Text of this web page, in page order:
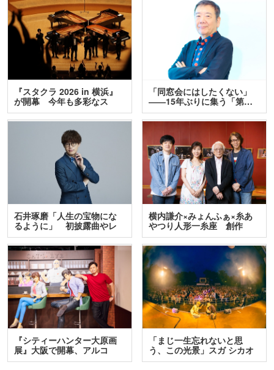
『スタクラ 2026 in 横浜』
が開幕 今年も多彩なス
テ…
「同窓会にはしたくない」
――15年ぶりに集う「第…
石井琢磨「人生の宝物にな
るように」 初披露曲やレ
ア…
横内謙介×みょんふぁ×糸あ
やつり人形一糸座 創作
人…
『シティーハンター大原画
展』大阪で開幕、アルコ
＆…
「まじ一生忘れないと思
う、この光景」スガ シカオ
と…